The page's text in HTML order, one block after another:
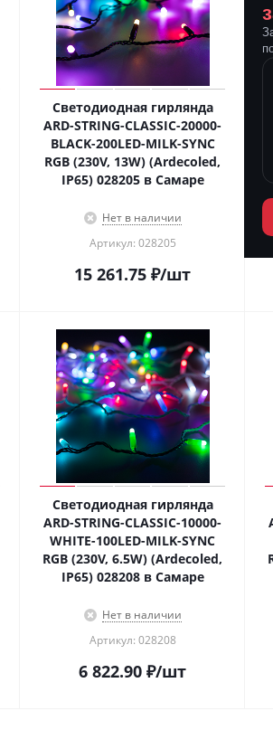
Светодиодная гирлянда
ARD-STRING-CLASSIC-20000-
BLACK-200LED-MILK-SYNC
RGB (230V, 13W) (Ardecoled,
IP65) 028205 в Самаре
Нет в наличии
Артикул: 028205
15 261.75 ₽/шт
ПОСЛЕ
Светодиодная гирлянда
ARD-STRING-CLASSIC-10000-
WHITE-100LED-MILK-SYNC
RGB (230V, 6.5W) (Ardecoled,
IP65) 028208 в Самаре
Нет в наличии
Артикул: 028208
6 822.90 ₽/шт